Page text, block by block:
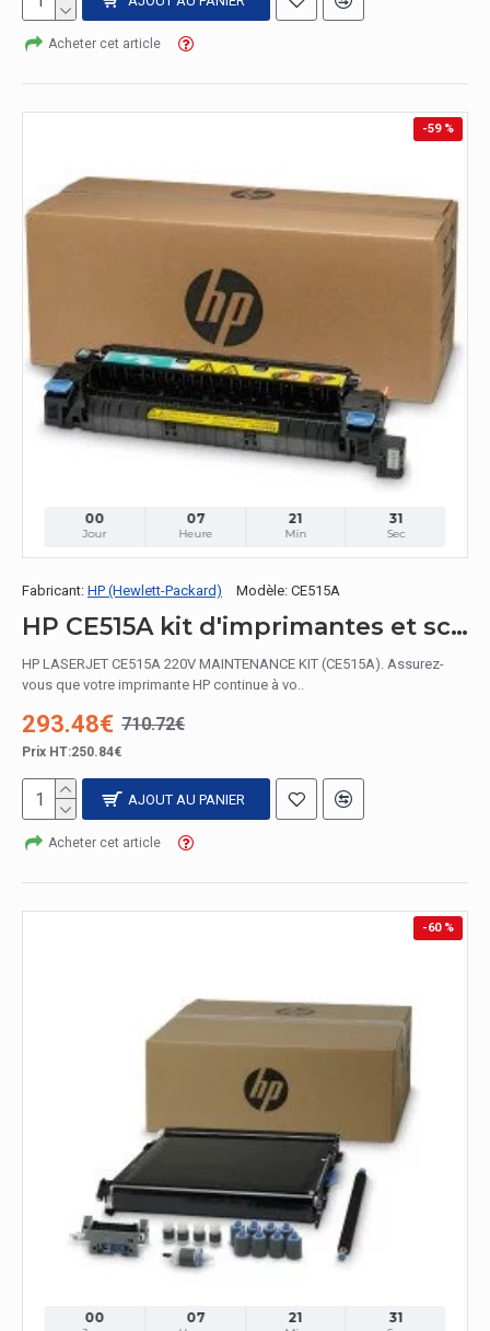
Acheter cet article
-59 %
00
Jour
07
Heure
21
Min
30
Sec
Fabricant: HP (Hewlett-Packard) Modèle: CE515A
HP CE515A kit d'imprimantes et scanners
HP LASERJET CE515A 220V MAINTENANCE KIT (CE515A). Assurez-
vous que votre imprimante HP continue à vo..
293.48€ 710.72€
Prix HT:250.84€
AJOUT AU PANIER
Acheter cet article
-60 %
00 07 21 30